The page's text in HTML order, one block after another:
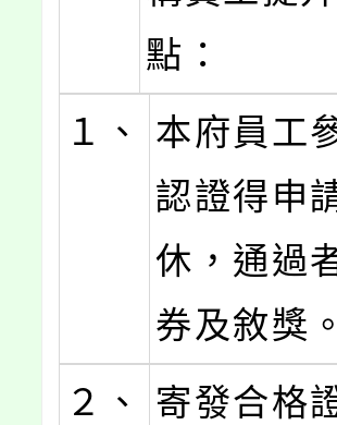
點：
１、
本府員工
認證得申
休，通過
券及敘獎。
２、
寄發合格